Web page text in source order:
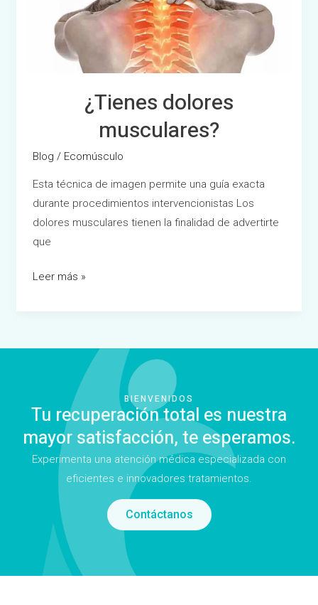
¿Tienes dolores
musculares?
Blog / Ecomúsculo
Esta técnica de imagen permite una guía exacta
durante procedimientos intervencionistas Los
dolores musculares tienen la finalidad de advertirte
que
Leer más »
BIENVENIDOS
Tu recuperación total es nuestra
mayor satisfacción, te esperamos.
Experimenta una atención médica especializada con
eficientes e innovadores tratamientos.
Contáctanos